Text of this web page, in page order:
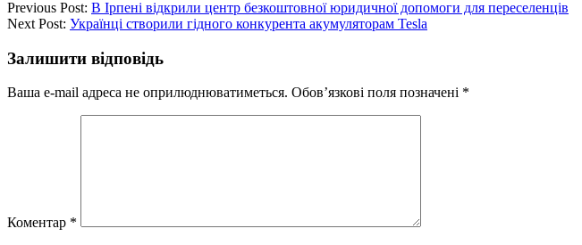
Previous Post: В Ірпені відкрили центр безкоштовної юридичної допомоги для переселенців
Next Post: Українці створили гідного конкурента акумуляторам Tesla
Залишити відповідь
Ваша e-mail адреса не оприлюднюватиметься. Обов’язкові поля позначені *
Коментар *